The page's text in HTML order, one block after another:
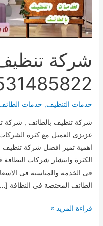
شركة
خدمات التنظيف, خدمات
شركة تنظيف بالطائف , شركة
عزيزى العميل مع كثرة
اهمية تميز افضل شركة تنظيف
الكثرة وانتشار شركات النظافة
فى الخدمة والمناسبة فى
الطائف المختصة فى النظافة
شركة
قراءة المزيد »